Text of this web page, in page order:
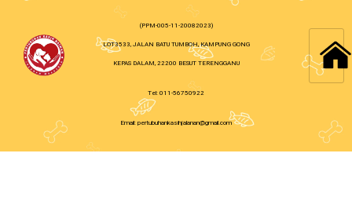
(PPM-005-11-20082023)
LOT3533, JALAN BATU TUMBOH, KAMPUNG GONG
KEPAS DALAM, 22200 BESUT TERENGGANU
Tel: 011-56750922
Email: pertubuhankasihjalanan@gmail.com